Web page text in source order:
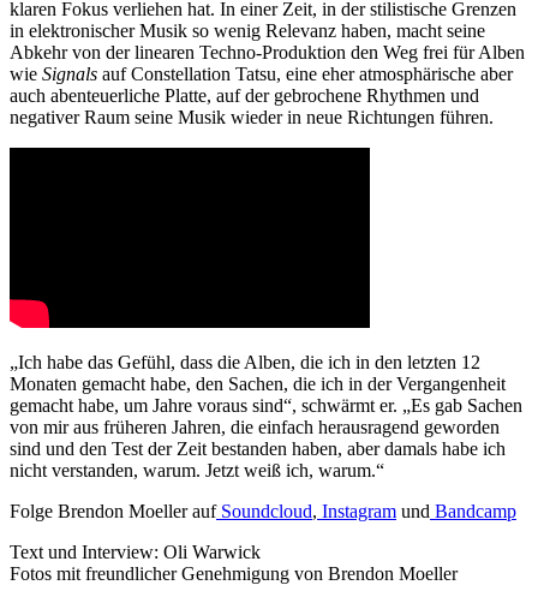
klaren Fokus verliehen hat. In einer Zeit, in der stilistische Grenzen
in elektronischer Musik so wenig Relevanz haben, macht seine
Abkehr von der linearen Techno-Produktion den Weg frei für Alben
wie Signals auf Constellation Tatsu, eine eher atmosphärische aber
auch abenteuerliche Platte, auf der gebrochene Rhythmen und
negativer Raum seine Musik wieder in neue Richtungen führen.
„Ich habe das Gefühl, dass die Alben, die ich in den letzten 12
Monaten gemacht habe, den Sachen, die ich in der Vergangenheit
gemacht habe, um Jahre voraus sind“, schwärmt er. „Es gab Sachen
von mir aus früheren Jahren, die einfach herausragend geworden
sind und den Test der Zeit bestanden haben, aber damals habe ich
nicht verstanden, warum. Jetzt weiß ich, warum.“
Folge Brendon Moeller aufSoundcloud, Instagram und Bandcamp
Text und Interview: Oli Warwick
Fotos mit freundlicher Genehmigung von Brendon Moeller